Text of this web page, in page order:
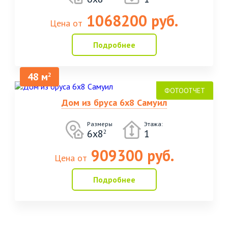
Цена от 1068200 руб.
Подробнее
48 м2
Дом из бруса 6х8 Самуил
Размеры
6х82
Этажа:
1
Цена от 909300 руб.
Подробнее